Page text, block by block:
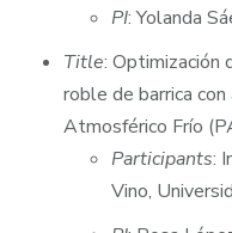
PI: Yolanda
Title: Optimización
roble de barrica
Atmosférico Frío
Participants:
Vino,